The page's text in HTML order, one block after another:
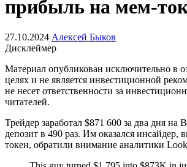
прибыль на мем-
27.10.2024 Алексей Быков
Дисклеймер
Материал опубликован исключительно в
целях и не является инвестиционной
не несет ответственности за
читателей.
Трейдер заработал $871 600 за два дня на
депозит в 490 раз. Им оказался
токен, обратили внимание аналитики